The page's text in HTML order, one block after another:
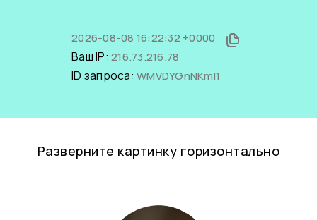
2026-08-08 16:22:32 +0000
Ваш IP: 216.73.216.78
ID запроса: WMVDYGnNKmI1
Разверните картинку горизонтально